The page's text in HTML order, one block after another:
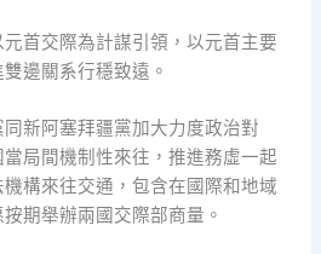
首交際為計謀引領，以元首主要
邊關系行穩致遠。
新阿塞拜疆黨加大力度政治對
局間機制性來往，推進務虛一起
構來往交通，包含在國際和地域
期舉辦兩國交際部商量。